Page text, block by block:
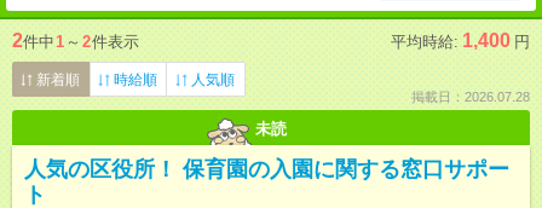
2件中1 ～ 2件表示 平均時給: 1,400 円
新着順 時給順 人気順
掲載日：2026.07.28
未読
人気の区役所！ 保育園の入園に関する窓口サポー
ト